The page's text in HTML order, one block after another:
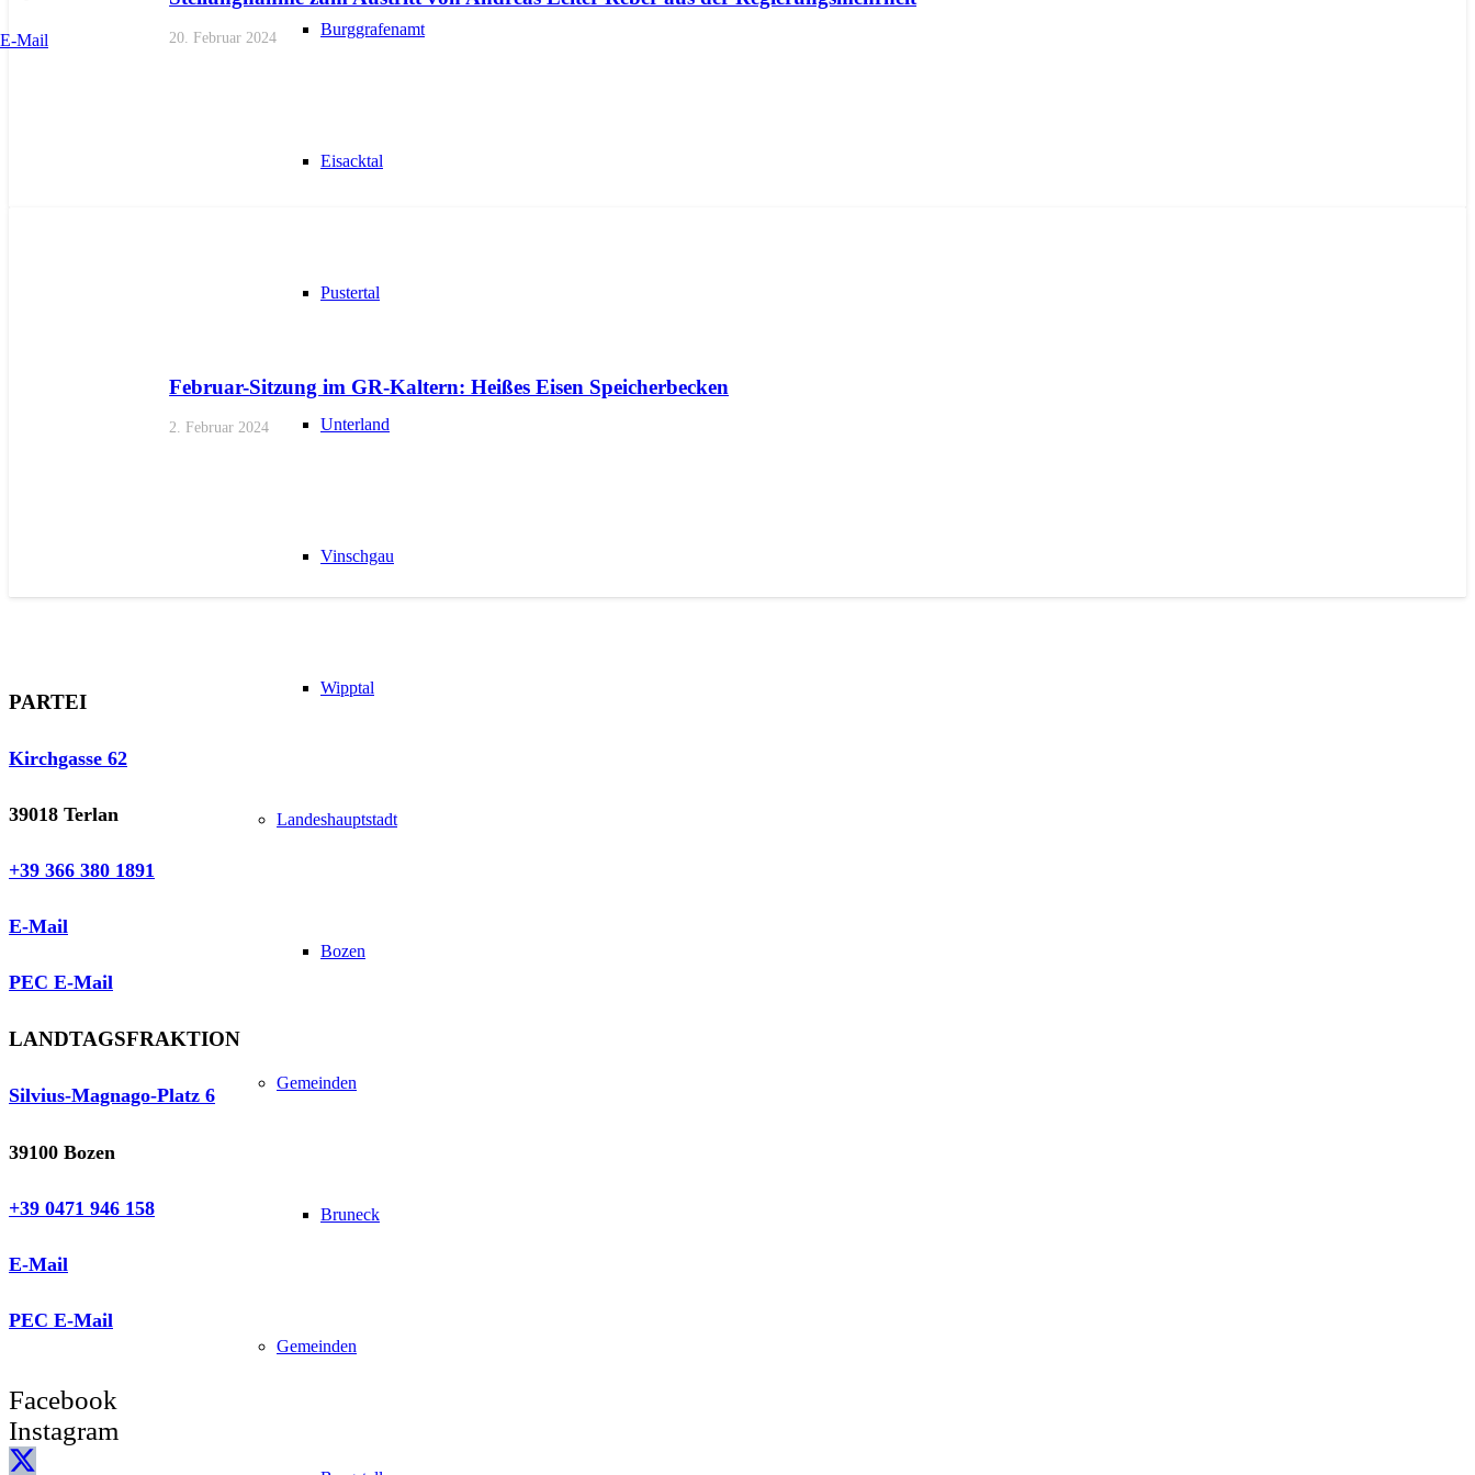
Burggrafenamt
Eisacktal
Pustertal
Unterland
Vinschgau
Wipptal
Landeshauptstadt
Bozen
Gemeinden
Bruneck
Gemeinden
E-Mail 20. Februar 2024
Februar-Sitzung im GR-Kaltern: Heißes Eisen Speicherbecken
2. Februar 2024
PARTEI
Kirchgasse 62
39018 Terlan
+39 366 380 1891
E-Mail
PEC E-Mail
LANDTAGSFRAKTION
Silvius-Magnago-Platz 6
39100 Bozen
+39 0471 946 158
E-Mail
PEC E-Mail
Facebook
Instagram